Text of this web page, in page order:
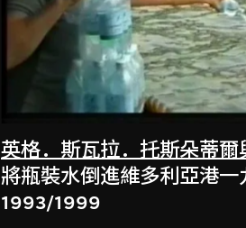
英格．斯瓦拉．托斯朵蒂爾
將瓶裝水倒進維多利亞港一
1993/1999